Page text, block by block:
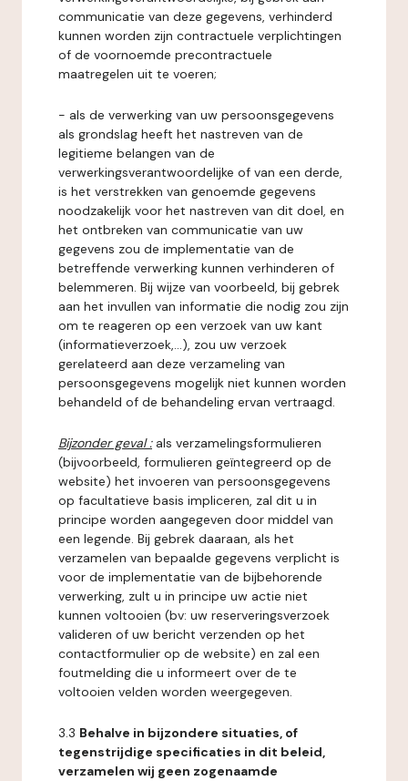
communicatie van deze gegevens, verhinderd
kunnen worden zijn contractuele verplichtingen
of de voornoemde precontractuele
maatregelen uit te voeren;
- als de verwerking van uw persoonsgegevens
als grondslag heeft het nastreven van de
legitieme belangen van de
verwerkingsverantwoordelijke of van een derde,
is het verstrekken van genoemde gegevens
noodzakelijk voor het nastreven van dit doel, en
het ontbreken van communicatie van uw
gegevens zou de implementatie van de
betreffende verwerking kunnen verhinderen of
belemmeren. Bij wijze van voorbeeld, bij gebrek
aan het invullen van informatie die nodig zou zijn
om te reageren op een verzoek van uw kant
(informatieverzoek,...), zou uw verzoek
gerelateerd aan deze verzameling van
persoonsgegevens mogelijk niet kunnen worden
behandeld of de behandeling ervan vertraagd.
Bijzonder geval : als verzamelingsformulieren
(bijvoorbeeld, formulieren geïntegreerd op de
website) het invoeren van persoonsgegevens
op facultatieve basis impliceren, zal dit u in
principe worden aangegeven door middel van
een legende. Bij gebrek daaraan, als het
verzamelen van bepaalde gegevens verplicht is
voor de implementatie van de bijbehorende
verwerking, zult u in principe uw actie niet
kunnen voltooien (bv: uw reserveringsverzoek
valideren of uw bericht verzenden op het
contactformulier op de website) en zal een
foutmelding die u informeert over de te
voltooien velden worden weergegeven.
3.3 Behalve in bijzondere situaties, of
tegenstrijdige specificaties in dit beleid,
verzamelen wij geen zogenaamde